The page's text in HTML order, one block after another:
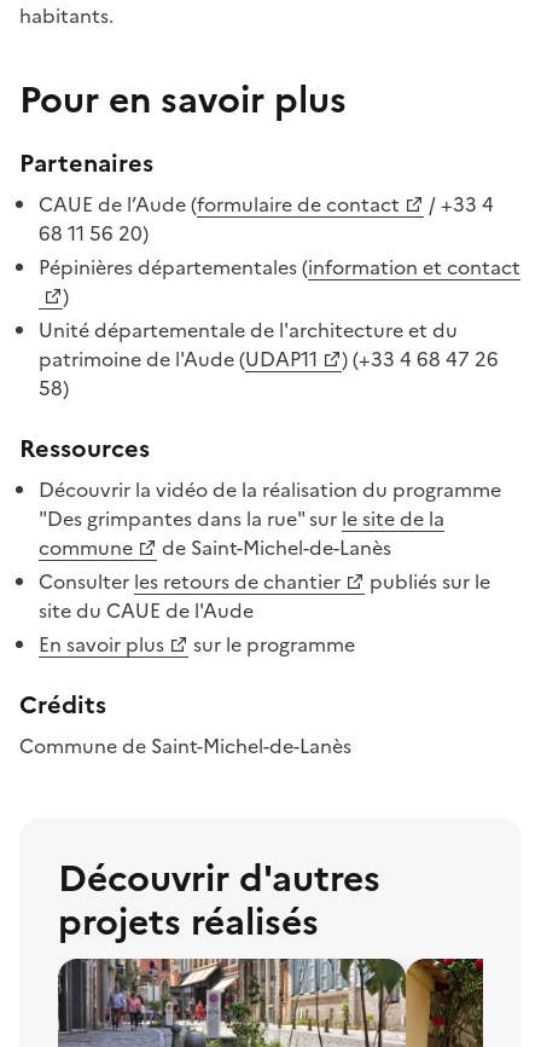
habitants.
Pour en savoir plus
Partenaires
CAUE de l’Aude (formulaire de contact
/ +33 4
68 11 56 20)
Pépinières départementales (information et contact
)
Unité départementale de l'architecture et du
patrimoine de l'Aude (UDAP11
) (+33 4 68 47 26
58)
Ressources
Découvrir la vidéo de la réalisation du programme
"Des grimpantes dans la rue" sur le site de la
commune
de Saint-Michel-de-Lanès
Consulter les retours de chantier
publiés sur le
site du CAUE de l'Aude
En savoir plus
sur le programme
Crédits
Commune de Saint-Michel-de-Lanès
Découvrir d'autres
projets réalisés